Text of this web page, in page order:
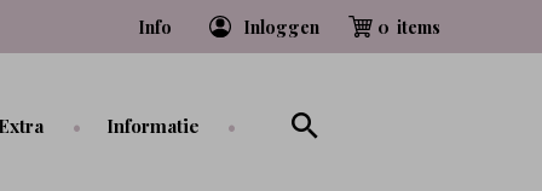
Info Inloggen 0
Extra Informatie